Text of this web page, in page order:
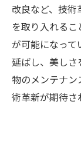
改良など、技術
を取り入れる
が可能になって
延ばし、美し
物のメンテナ
術革新が期待さ